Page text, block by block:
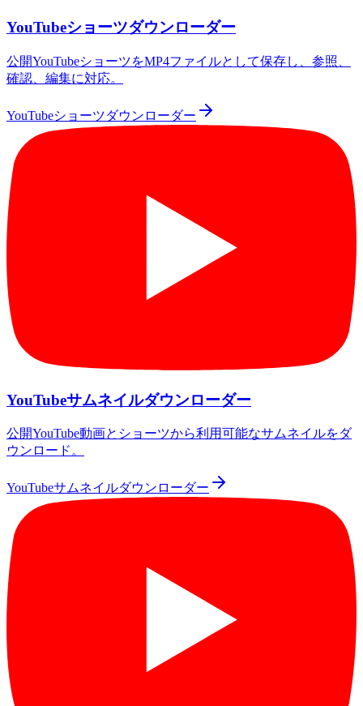
YouTubeショーツダウンローダー
公開YouTubeショーツをMP4ファイルとして保存し、参照、
確認、編集に対応。
YouTubeショーツダウンローダー
YouTubeサムネイルダウンローダー
公開YouTube動画とショーツから利用可能なサムネイルをダ
ウンロード。
YouTubeサムネイルダウンローダー